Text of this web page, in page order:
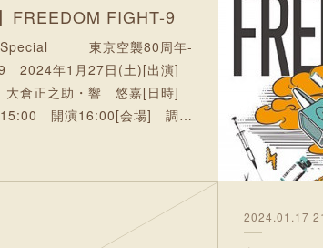
FREEDOM FIGHT-9
Special 東京空襲80周年-
2024年1月27日(土)[出演]
倉正之助・響 悠嘉[日時]
15:00 開演16:00[会場] 調…
2024.01.17